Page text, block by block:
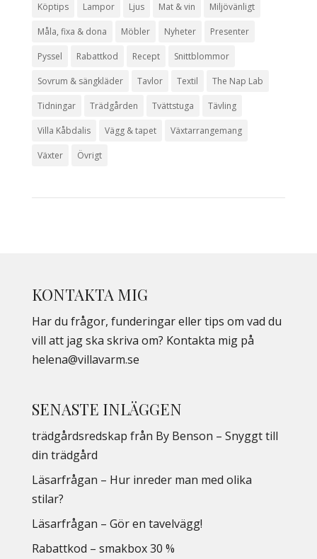
Köptips Lampor Ljus Mat & vin Miljövänligt
Måla, fixa & dona Möbler Nyheter Presenter
Pyssel Rabattkod Recept Snittblommor
Sovrum & sängkläder Tavlor Textil The Nap Lab
Tidningar Trädgården Tvättstuga Tävling
Villa Kåbdalis Vägg & tapet Växtarrangemang
Växter Övrigt
KONTAKTA MIG
Har du frågor, funderingar eller tips om vad du
vill att jag ska skriva om? Kontakta mig på
helena@villavarm.se
SENASTE INLÄGGEN
trädgårdsredskap från By Benson – Snyggt till
din trädgård
Läsarfrågan – Hur inreder man med olika
stilar?
Läsarfrågan – Gör en tavelvägg!
Rabattkod – smakbox 30 %